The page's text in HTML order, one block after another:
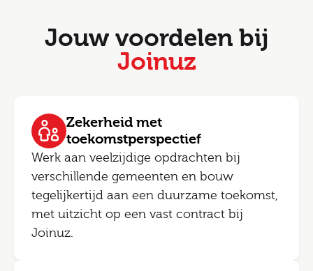
Jouw voordelen bij
Joinuz
Zekerheid met
toekomstperspectief
Werk aan veelzijdige opdrachten bij
verschillende gemeenten en bouw
tegelijkertijd aan een duurzame toekomst,
met uitzicht op een vast contract bij
Joinuz.